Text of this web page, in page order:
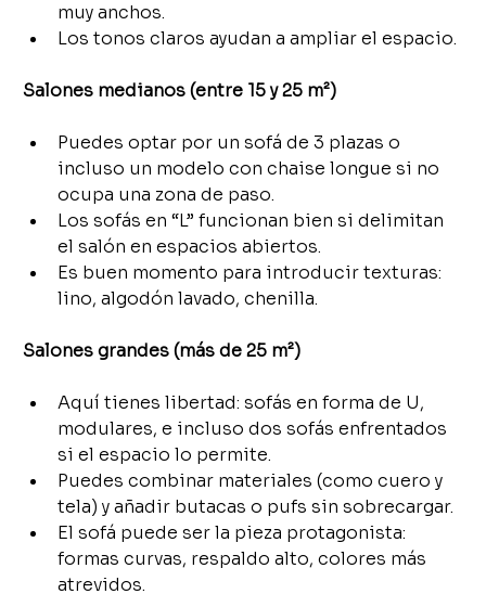
muy anchos.
Los tonos claros ayudan a ampliar el espacio.
Salones medianos (entre 15 y 25 m²)
Puedes optar por un sofá de 3 plazas o
incluso un modelo con chaise longue si no
ocupa una zona de paso.
Los sofás en “L” funcionan bien si delimitan
el salón en espacios abiertos.
Es buen momento para introducir texturas:
lino, algodón lavado, chenilla.
Salones grandes (más de 25 m²)
Aquí tienes libertad: sofás en forma de U,
modulares, e incluso dos sofás enfrentados
si el espacio lo permite.
Puedes combinar materiales (como cuero y
tela) y añadir butacas o pufs sin sobrecargar.
El sofá puede ser la pieza protagonista:
formas curvas, respaldo alto, colores más
atrevidos.